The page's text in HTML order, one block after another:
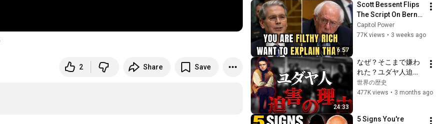
2 Share Save
Crow
6:57
Scott Bessent Flips
The Script On Bernie
Sanders With One
Biden Question
Capitol Power
77K views • 3 weeks ago
24:33
なぜ？そこまで嫌わ
れた？ユダヤ人迫害
の秘密
世界の歴史
477K views • 3 months ago
5 Signs You're